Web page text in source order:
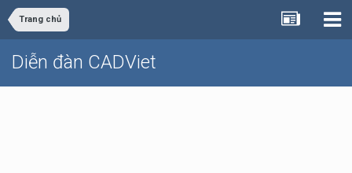
Trang chủ
Diễn đàn CADViet